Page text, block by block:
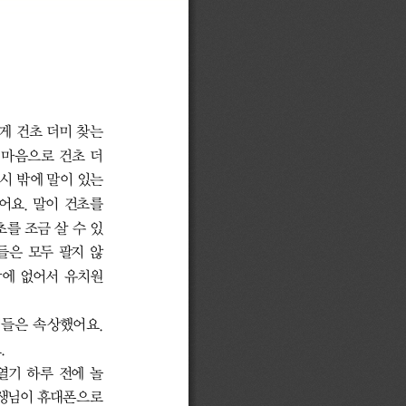
건초 더미 찾는
음으로 건초 더
밖에 말이 있는
요. 말이 건초를
를 조금 살 수 있
은 모두 팔지 않
없어서 유치원
은 속상했어요.
기 하루 전에 놀
님이 휴대폰으로